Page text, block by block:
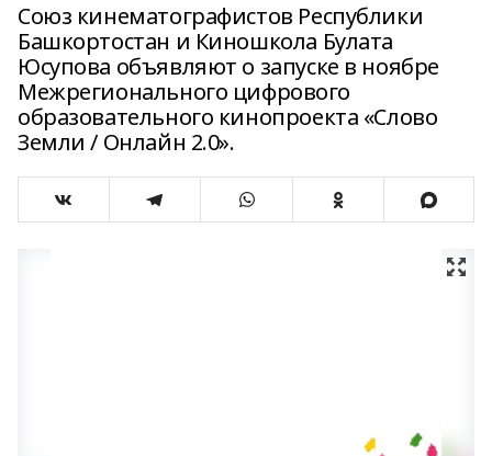
Союз кинематографистов Республики
Башкортостан и Киношкола Булата
Юсупова объявляют о запуске в ноябре
Межрегионального цифрового
образовательного кинопроекта «Слово
Земли / Онлайн 2.0».